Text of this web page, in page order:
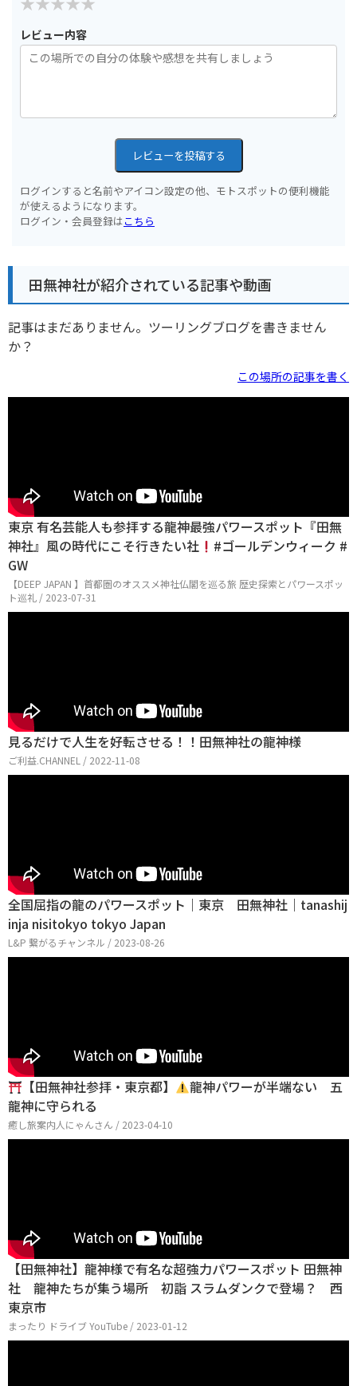
レビュー内容
レビューを投稿する
ログインすると名前やアイコン設定の他、モトスポットの便利機能
が使えるようになります。
ログイン・会員登録はこちら
田無神社が紹介されている記事や動画
記事はまだありません。ツーリングブログを書きません
か？
この場所の記事を書く
東京 有名芸能人も参拝する龍神最強パワースポット『田無
神社』風の時代にこそ行きたい社
#ゴールデンウィーク #
GW
【DEEP JAPAN 】首都圏のオススメ神社仏閣を巡る旅 歴史探索とパワースポッ
ト巡礼 / 2023-07-31
見るだけで人生を好転させる！！田無神社の龍神様
ご利益.CHANNEL / 2022-11-08
全国屈指の龍のパワースポット｜東京 田無神社｜tanashij
inja nisitokyo tokyo Japan
L&P 繋がるチャンネル / 2023-08-26
【田無神社参拝・東京都】
龍神パワーが半端ない 五
龍神に守られる
癒し旅案内人にゃんさん / 2023-04-10
【田無神社】龍神様で有名な超強力パワースポット 田無神
社 龍神たちが集う場所 初詣 スラムダンクで登場？ 西
東京市
まったり ドライブ YouTube / 2023-01-12